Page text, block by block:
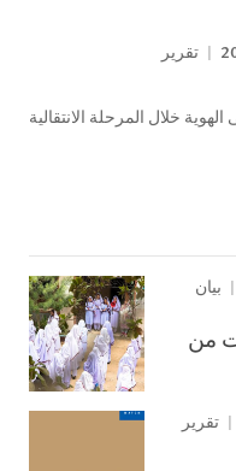
تقرير
خلال المرحلة الانتقالية
بيان
من
تقرير